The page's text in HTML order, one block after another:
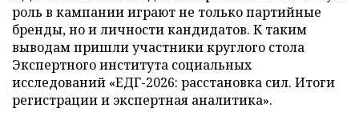
роль в кампании играют не только партийные
бренды, но и личности кандидатов. К таким
выводам пришли участники круглого стола
Экспертного института социальных
исследований «ЕДГ-2026: расстановка сил. Итоги
регистрации и экспертная аналитика».